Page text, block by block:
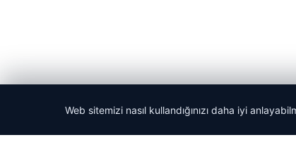
Web sitemizi nasıl kullandığınızı daha iyi